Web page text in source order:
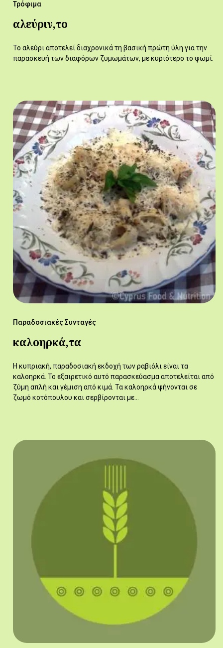
Τρόφιμα
αλεύριν,το
Το αλεύρι αποτελεί διαχρονικά τη βασική πρώτη ύλη για την
παρασκευή των διαφόρων ζυμωμάτων, με κυριότερο το ψωμί.
Παραδοσιακές Συνταγές
καλοηρκά,τα
Η κυπριακή, παραδοσιακή εκδοχή των ραβιόλι είναι τα
καλοηρκά. Το εξαιρετικό αυτό παρασκεύασμα αποτελείται από
ζύμη απλή και γέμιση από κιμά. Τα καλοηρκά ψήνονται σε
ζωμό κοτόπουλου και σερβίρονται με…